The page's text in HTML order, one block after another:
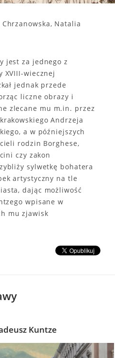
Natalia
jest za jednego z
XVIII-wiecznej
jednak przede
liczne obrazy i
zlecane mu m.in. przez
Andrzeja
a w późniejszych
rodzin Borghese,
czy zakon
sylwetkę bohatera
artystyczny na tle
dając możliwość
wpisane w
mu zjawisk
Kuntze